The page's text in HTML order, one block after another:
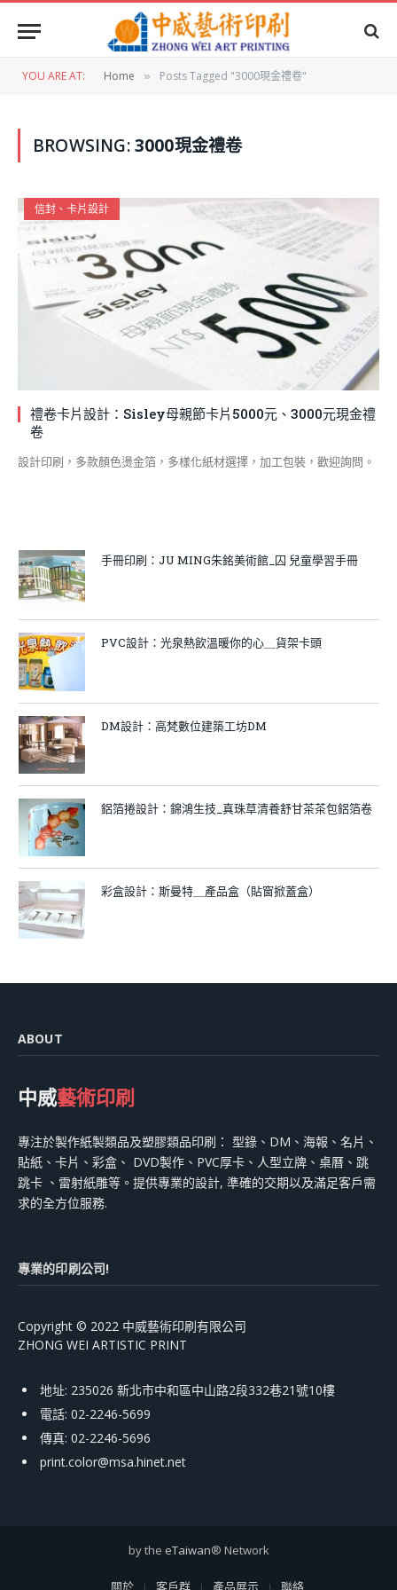
YOU ARE AT: Home » Posts Tagged "3000現金禮卷"
BROWSING:3000現金禮卷
信封、卡片設計
禮卷卡片設計：Sisley母親節卡片5000元、3000元現金禮
卷
設計印刷，多款顏色燙金箔，多樣化紙材選擇，加工包裝，歡迎詢問。
手冊印刷：JU MING朱銘美術館_囚 兒童學習手冊
PVC設計：光泉熱飲溫暖你的心＿貨架卡頭
DM設計：高梵數位建築工坊DM
鋁箔捲設計：錦鴻生技_真珠草清養舒甘茶茶包鋁箔卷
彩盒設計：斯曼特＿產品盒（貼窗掀蓋盒）
ABOUT
中威藝術印刷
專注於製作紙製類品及塑膠類品印刷： 型錄、DM、海報、名片、
貼紙、卡片、彩盒、 DVD製作、PVC厚卡、人型立牌、桌曆、跳
跳卡 、雷射紙雕等。提供專業的設計, 準確的交期以及滿足客戶需
求的全方位服務.
專業的印刷公司!
Copyright © 2022 中威藝術印刷有限公司
ZHONG WEI ARTISTIC PRINT
地址: 235026 新北市中和區中山路2段332巷21號10樓
電話: 02-2246-5699
傳真: 02-2246-5696
print.color@msa.hinet.net
by the eTaiwan® Network
關於 客戶群 產品展示 聯絡